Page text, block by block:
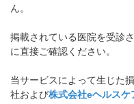
ん。
掲載されている医院を受診
に直接ご確認ください。
当サービスによって生じた
社および株式会社eヘルスケ